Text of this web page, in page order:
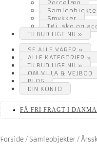
Porcelæn
Smykker
Tøj, sko og
TILBUD LIGE NU »
SE ALLE VARER »
ALLE KATEGORIER »
TILBUD LIGE NU »
OM VILLA & VEJBOD
BLOG
DIN KONTO
FÅ FRI FRAGT I
Forside / Samleobjekter/